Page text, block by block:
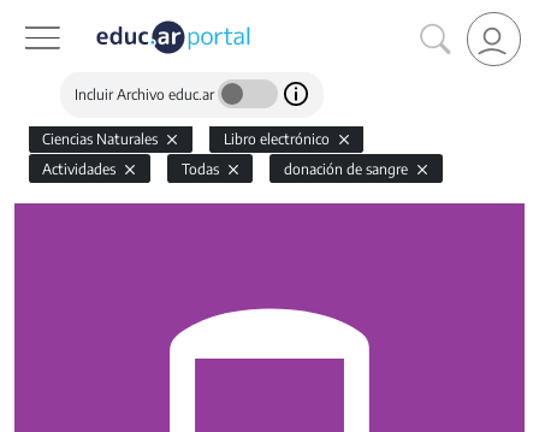
Incluir Archivo educ.ar
Ciencias Naturales
Libro electrónico
Actividades
Todas donación de sangre